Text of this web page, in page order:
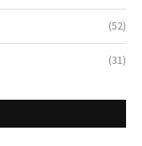
(52)
(31)